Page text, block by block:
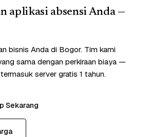
aplikasi absensi Anda —
bisnis Anda di Bogor. Tim kami
sama dengan perkiraan biaya —
server gratis 1 tahun.
Sekarang